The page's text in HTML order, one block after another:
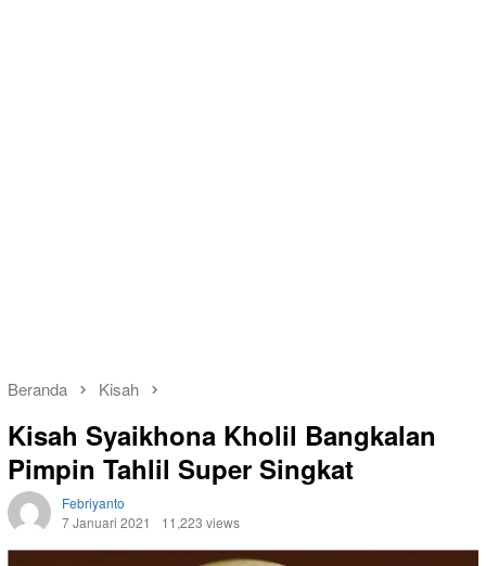
Beranda Kisah
Kisah Syaikhona Kholil Bangkalan
Pimpin Tahlil Super Singkat
Febriyanto
7 Januari 2021
11,223 views